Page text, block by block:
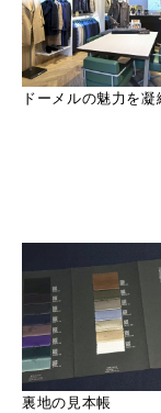
ドーメルの魅力を凝
裏地の見本帳